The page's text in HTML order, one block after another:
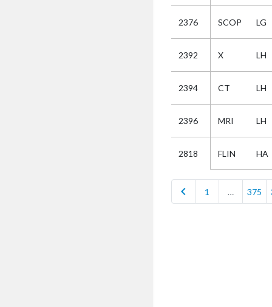
2376 SCOP LG
2392 X LH
2394 CT LH
2396 MRI LH
2818 FLIN HA
chevron_left 1 … 375